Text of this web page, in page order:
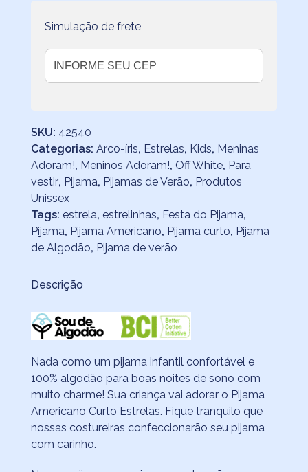
Simulação de frete
SKU: 42540
Categorias: Arco-íris, Estrelas, Kids, Meninas
Adoram!, Meninos Adoram!, Off White, Para
vestir, Pijama, Pijamas de Verão, Produtos
Unissex
Tags: estrela, estrelinhas, Festa do Pijama,
Pijama, Pijama Americano, Pijama curto, Pijama
de Algodão, Pijama de verão
Descrição
Nada como um pijama infantil confortável e
100% algodão para boas noites de sono com
muito charme! Sua criança vai adorar o Pijama
Americano Curto Estrelas. Fique tranquilo que
nossas costureiras confeccionarão seu pijama
com carinho.